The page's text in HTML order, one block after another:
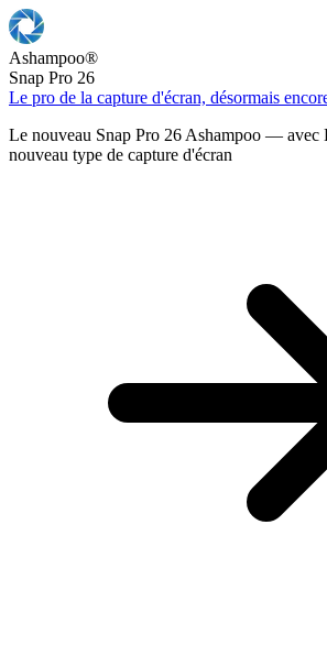
Ashampoo®
Snap Pro 26
Le pro de la capture d'écran, désormais
Le nouveau Snap Pro 26 Ashampoo — avec
nouveau type de capture d'écran